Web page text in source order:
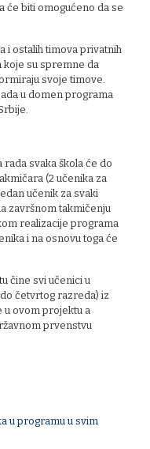
će biti omogućeno da se
i ostalih timova privatnih
koje su spremne da
svoje timove.
u domen programa
svaka škola će do
(2 učenika za
učenik za svaki
završnom takmičenju
realizacije programa
i na osnovu toga će
čine svi učenici u
četvrtog razreda) iz
u ovom projektu a
prvenstvu
u programu u svim